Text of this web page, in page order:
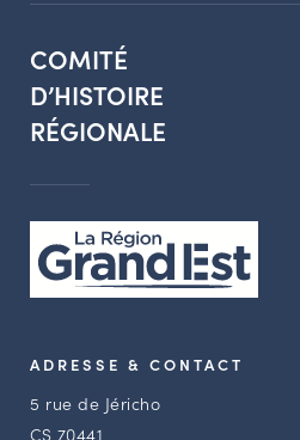
COMITÉ
D’HISTOIRE
RÉGIONALE
ADRESSE & CONTACT
5 rue de Jéricho
CS 70441